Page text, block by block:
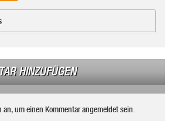
HINZUFÜGEN
an, um einen Kommentar angemeldet sein.